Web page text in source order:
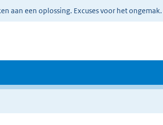
aan een oplossing. Excuses voor het ongemak.